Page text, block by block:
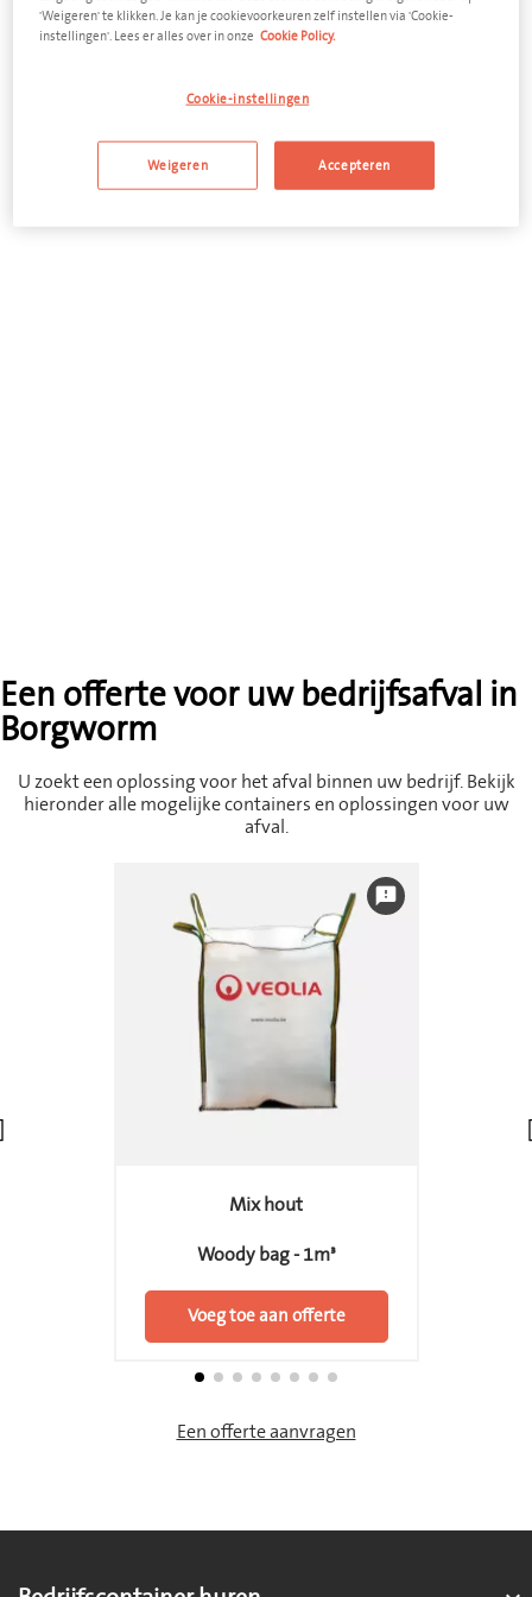
afvalstroom en elk volume leveren we u in een mum van tijd
de geschikte container.
Een offerte voor uw bedrijfsafval in
Borgworm
U zoekt een oplossing voor het afval binnen uw bedrijf. Bekijk
hieronder alle mogelijke containers en oplossingen voor uw
afval.
feedback
Mix hout
Woody bag - 1m³
Voeg toe aan offerte
Een offerte aanvragen
'Weigeren' te klikken. Je kan je cookievoorkeuren zelf instellen via 'Cookie-
instellingen'. Lees er alles over in onze Cookie Policy.
Cookie-instellingen
Weigeren Accepteren